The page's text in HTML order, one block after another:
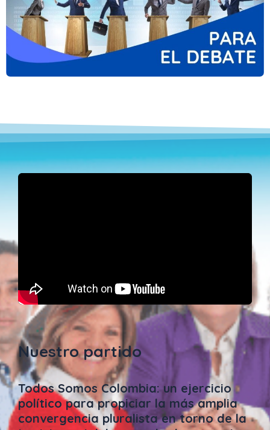
Nuestro partido
Todos Somos Colombia: un ejercicio
político para propiciar la más amplia
convergencia pluralista en torno de la